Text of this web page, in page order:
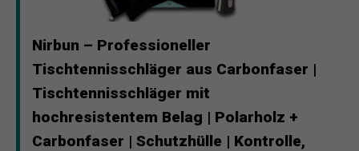
Nirbun – Professioneller
Tischtennisschläger aus Carbonfaser |
Tischtennisschläger mit
hochresistentem Belag | Polarholz +
Carbonfaser | Schutzhülle | Kontrolle,